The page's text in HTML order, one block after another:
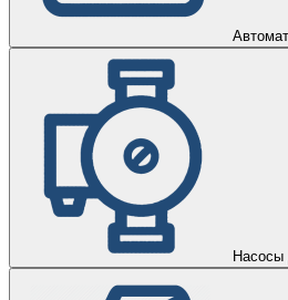
Насосы